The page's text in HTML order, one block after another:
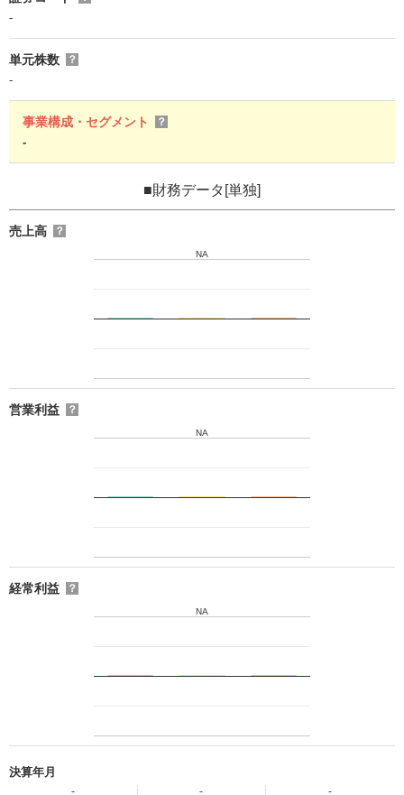
-
単元株数 ？
-
事業構成・セグメント ？
-
■財務データ[単独]
売上高 ？
NA
営業利益 ？
NA
経常利益 ？
NA
決算年月
- - -